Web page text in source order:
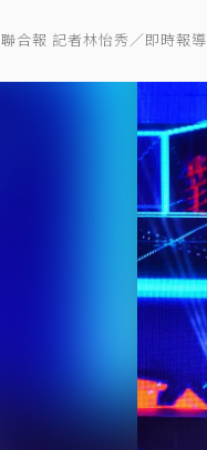
聯合報 記者林怡秀／即時報導